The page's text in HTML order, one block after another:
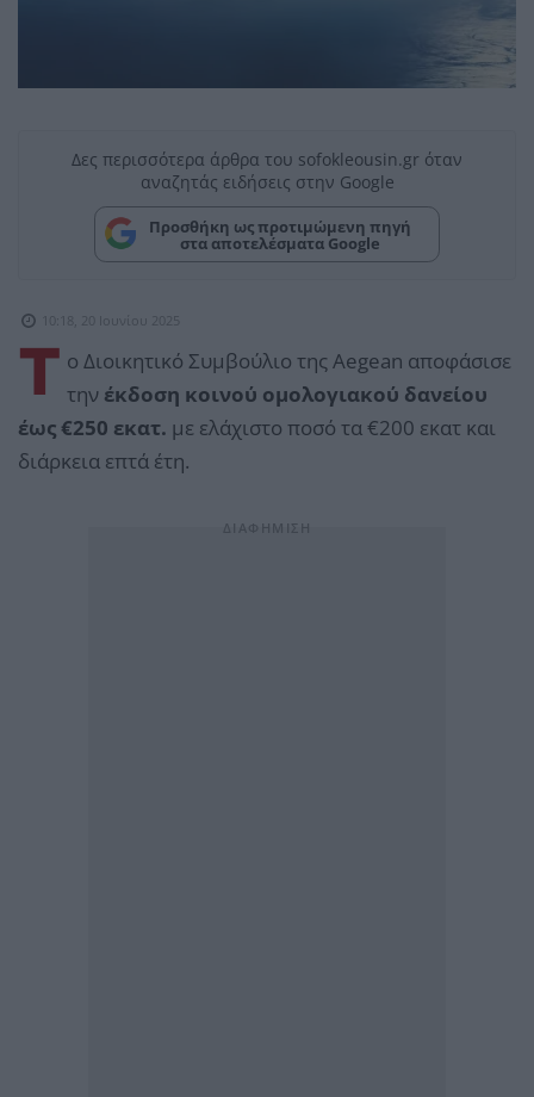
Δες περισσότερα άρθρα του sofokleousin.gr όταν
αναζητάς ειδήσεις στην Google
Προσθήκη ως προτιμώμενη πηγή
στα αποτελέσματα Google
10:18, 20 Ιουνίου 2025
Τ ο Διοικητικό Συμβούλιο της Αegean αποφάσισε
την έκδοση κοινού ομολογιακού δανείου
έως €250 εκατ. με ελάχιστο ποσό τα €200 εκατ και
διάρκεια επτά έτη.